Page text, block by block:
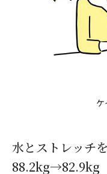
ケ
水とストレッチ
88.2kg→82.9kg